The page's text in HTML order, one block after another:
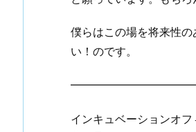
僕らはこの場を将来性
い！のです。
インキュベーションオ